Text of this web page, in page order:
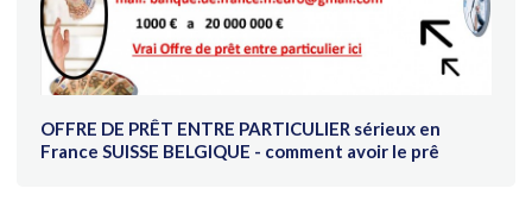
OFFRE DE PRÊT ENTRE PARTICULIER sérieux en
France SUISSE BELGIQUE - comment avoir le prê